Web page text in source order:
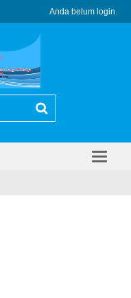
Anda belum login.